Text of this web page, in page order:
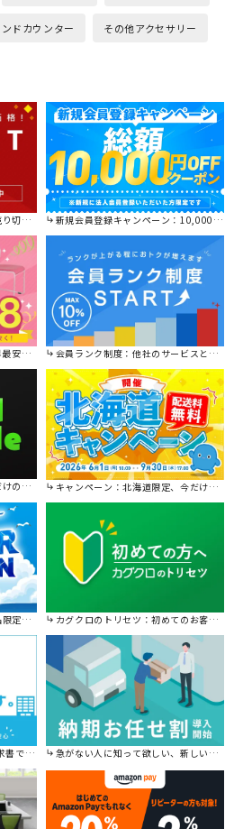
ドカウンター その他アクセサリー
価格！ 新規会員登録キャンペーン：10,000円OFFクーポン進呈中！
戦！ 会員ランク制度：他社のサービスと比較してください。
ル。 キャンペーン：北海道限定、今だけ送料無料！
です。 カグクロのトリセツ：初めてのお客様はこちら。
ます。 急がない人に知って欲しい、新しい割引を始めました。